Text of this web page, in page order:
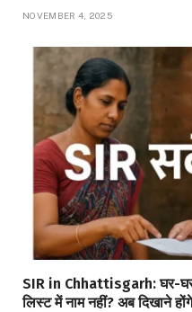
NOVEMBER 4, 2025
SIR in Chhattisgarh: घर-
लिस्ट में नाम नहीं? अब दिखाने